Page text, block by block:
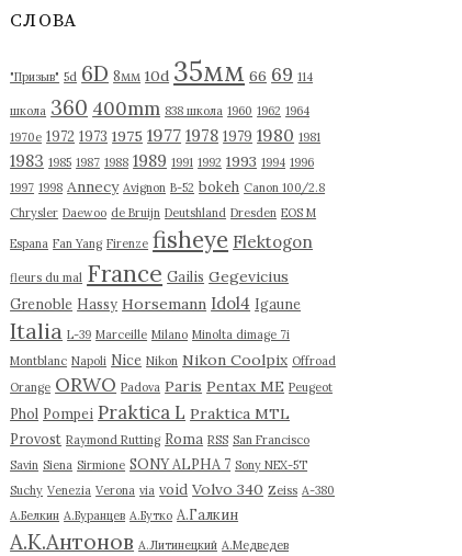
в
СЛОВА
"Призыв" 5d 6D 8мм 10d 35мм 66 69 114
школа 360 400mm 838 школа 1960 1962 1964
1970е 1972 1973 1975 1977 1978 1979 1980 1981
1983 1985 1987 1988 1989 1991 1992 1993 1994 1996
1997 1998 Annecy Avignon B-52 bokeh Canon 100/2.8
Chrysler Daewoo de Bruijn Deutshland Dresden EOS M
Espana Fan Yang Firenze fisheye Flektogon
fleurs du mal France Gailis Gegevicius
Grenoble Hassy Horsemann Idol4 Igaune
Italia L-39 Marceille Milano Minolta dimage 7i
Montblanc Napoli Nice Nikon Nikon Coolpix Offroad
Orange ORWO Padova Paris Pentax ME Peugeot
Phol Pompei Praktica L Praktica MTL
Provost Raymond Rutting Roma RSS San Francisco
Savin Siena Sirmione SONY ALPHA 7 Sony NEX-5T
Suchy Venezia Verona via void Volvo 340 Zeiss А-380
А.Белкин А.Буранцев А.Бутко А.Галкин
А.К.Антонов А.Литинецкий А.Медведев